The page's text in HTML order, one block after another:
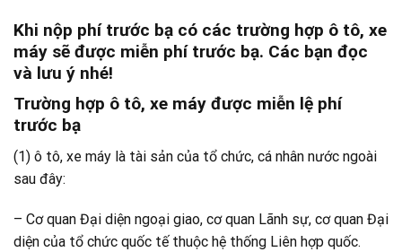
Khi nộp phí trước bạ có các trường hợp ô tô, xe
máy sẽ được miễn phí trước bạ. Các bạn đọc
và lưu ý nhé!
Trường hợp ô tô, xe máy được miễn lệ phí
trước bạ
(1) ô tô, xe máy là tài sản của tổ chức, cá nhân nước ngoài
sau đây:
– Cơ quan Đại diện ngoại giao, cơ quan Lãnh sự, cơ quan Đại
diện của tổ chức quốc tế thuộc hệ thống Liên hợp quốc.